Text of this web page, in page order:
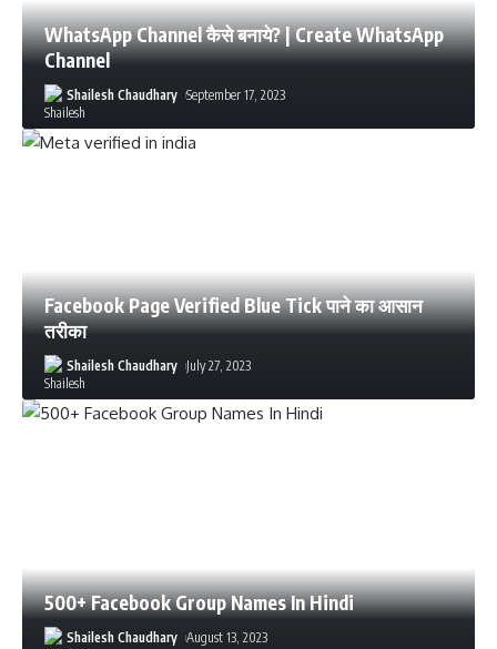
WhatsApp Channel कैसे बनाये? | Create WhatsApp
Channel
Shailesh Chaudhary September 17, 2023
Facebook Page Verified Blue Tick पाने का आसान
तरीका
Shailesh Chaudhary July 27, 2023
500+ Facebook Group Names In Hindi
Shailesh Chaudhary August 13, 2023